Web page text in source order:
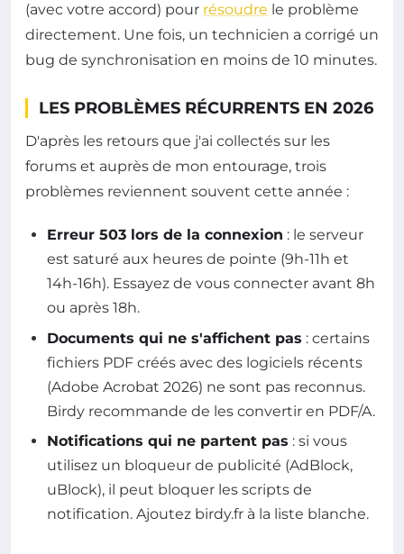
(avec votre accord) pour résoudre le problème
directement. Une fois, un technicien a corrigé un
bug de synchronisation en moins de 10 minutes.
LES PROBLÈMES RÉCURRENTS EN 2026
D'après les retours que j'ai collectés sur les
forums et auprès de mon entourage, trois
problèmes reviennent souvent cette année :
Erreur 503 lors de la connexion : le serveur
est saturé aux heures de pointe (9h-11h et
14h-16h). Essayez de vous connecter avant 8h
ou après 18h.
Documents qui ne s'affichent pas : certains
fichiers PDF créés avec des logiciels récents
(Adobe Acrobat 2026) ne sont pas reconnus.
Birdy recommande de les convertir en PDF/A.
Notifications qui ne partent pas : si vous
utilisez un bloqueur de publicité (AdBlock,
uBlock), il peut bloquer les scripts de
notification. Ajoutez birdy.fr à la liste blanche.